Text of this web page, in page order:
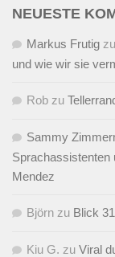
NEUESTE
Markus Frutig zu
und wie wir sie
Rob zu
Sammy
Sprachassistenten
Mendez
Björn zu Blick
Kiu G. zu Viral